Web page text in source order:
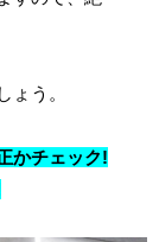
ょう。
かチェック!